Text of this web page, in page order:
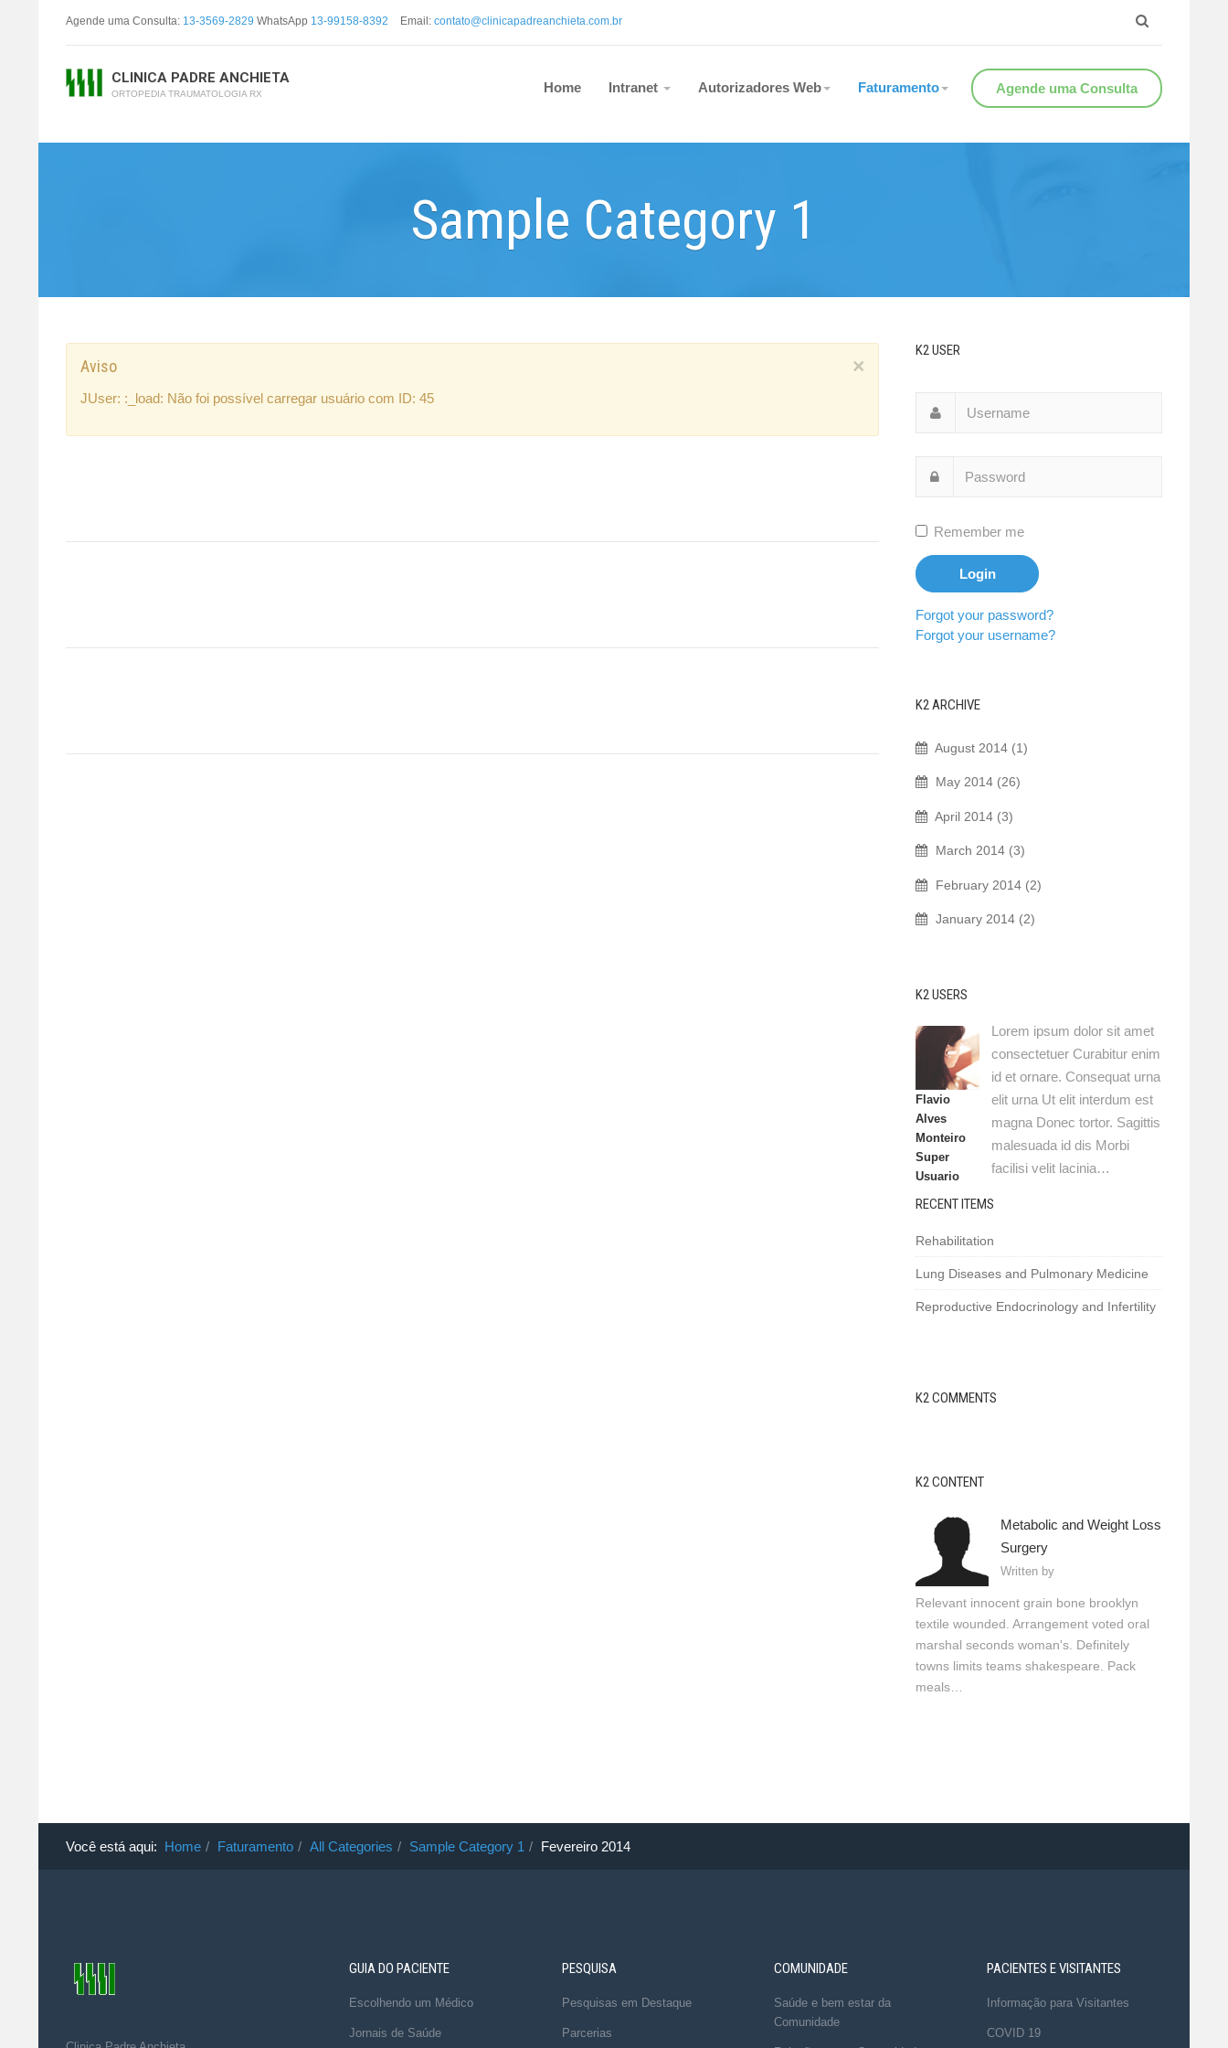
Agende uma Consulta: 13-3569-2829 WhatsApp 13-99158-8392 Email: contato@clinicapadreanchieta.com.br
CLINICA PADRE ANCHIETA
ORTOPEDIA TRAUMATOLOGIA RX Agende uma Consulta
Home Intranet Autorizadores Web Faturamento
Sample Category 1
×
Aviso
JUser: :_load: Não foi possível carregar usuário com ID: 45
K2 USER
Remember me
Forgot your password?
Forgot your username?
K2 ARCHIVE
August 2014 (1)
May 2014 (26)
April 2014 (3)
March 2014 (3)
February 2014 (2)
January 2014 (2)
K2 USERS
Flavio
Alves
Monteiro
Super
Usuario
Lorem ipsum dolor sit amet
consectetuer Curabitur enim
id et ornare. Consequat urna
elit urna Ut elit interdum est
magna Donec tortor. Sagittis
malesuada id dis Morbi
facilisi velit lacinia…
RECENT ITEMS
Rehabilitation
Lung Diseases and Pulmonary Medicine
Reproductive Endocrinology and Infertility
K2 COMMENTS
K2 CONTENT
Metabolic and Weight Loss
Surgery
Written by
Relevant innocent grain bone brooklyn
textile wounded. Arrangement voted oral
marshal seconds woman's. Definitely
towns limits teams shakespeare. Pack
meals…
Você está aqui: Home Faturamento All Categories Sample Category 1 Fevereiro 2014
GUIA DO PACIENTE
Escolhendo um Médico
Jornais de Saúde
PESQUISA
Pesquisas em Destaque
Parcerias
COMUNIDADE
Saúde e bem estar da
Comunidade
PACIENTES E VISITANTES
Informação para Visitantes
COVID 19